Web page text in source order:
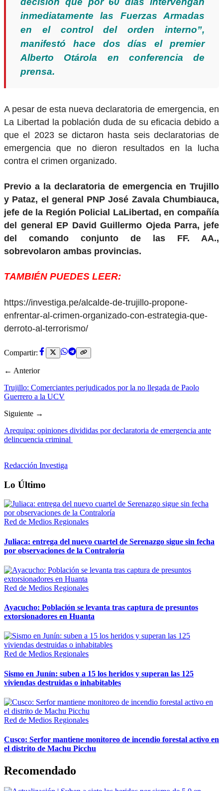
inmediatamente las Fuerzas Armadas
en el control del orden interno”,
manifestó hace dos días el premier
Alberto Otárola en conferencia de
prensa.
A pesar de esta nueva declaratoria de emergencia, en
La Libertad la población duda de su eficacia debido a
que el 2023 se dictaron hasta seis declaratorias de
emergencia que no dieron resultados en la lucha
contra el crimen organizado.
Previo a la declaratoria de emergencia en Trujillo
y Pataz, el general PNP José Zavala Chumbiauca,
jefe de la Región Policial LaLibertad, en compañía
del general EP David Guillermo Ojeda Parra, jefe
del comando conjunto de las FF. AA.,
sobrevolaron ambas provincias.
TAMBIÉN PUEDES LEER:
https://investiga.pe/alcalde-de-trujillo-propone-
enfrentar-al-crimen-organizado-con-estrategia-que-
derroto-al-terrorismo/
Compartir:
← Anterior
Trujillo: Comerciantes perjudicados por la no llegada de Paolo
Guerrero a la UCV
Siguiente →
Arequipa: opiniones divididas por declaratoria de emergencia ante
delincuencia criminal
Redacción Investiga
Lo Último
Red de Medios Regionales
Juliaca: entrega del nuevo cuartel de Serenazgo sigue sin fecha
por observaciones de la Contraloría
Red de Medios Regionales
Ayacucho: Población se levanta tras captura de presuntos
extorsionadores en Huanta
Red de Medios Regionales
Sismo en Junín: suben a 15 los heridos y superan las 125
viviendas destruidas o inhabitables
Red de Medios Regionales
Cusco: Serfor mantiene monitoreo de incendio forestal activo en
el distrito de Machu Picchu
Recomendado